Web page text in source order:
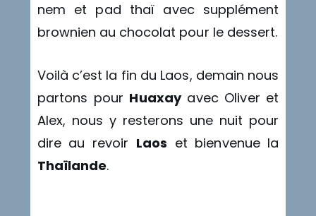
nem et pad thaï avec supplément
brownien au chocolat pour le dessert.
Voilà c’est la fin du Laos, demain nous
partons pour Huaxayavec Oliver et
Alex, nous y resterons une nuit pour
dire au revoir Laos et bienvenue la
Thaïlande.